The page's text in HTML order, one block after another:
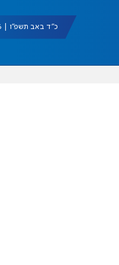
כ"ד באב תשפ"ו | 07/08/2026